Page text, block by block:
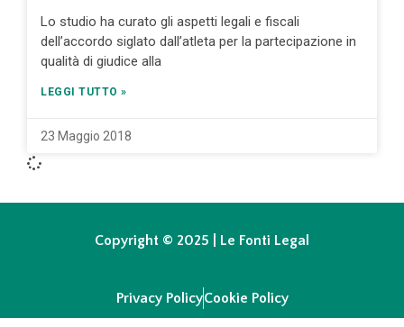
Lo studio ha curato gli aspetti legali e fiscali
dell’accordo siglato dall’atleta per la partecipazione in
qualità di giudice alla
LEGGI TUTTO »
23 Maggio 2018
Copyright © 2025 | Le Fonti Legal
Privacy PolicyCookie Policy